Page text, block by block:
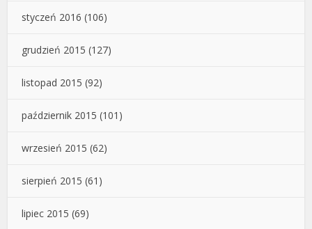
styczeń 2016 (106)
grudzień 2015 (127)
listopad 2015 (92)
październik 2015 (101)
wrzesień 2015 (62)
sierpień 2015 (61)
lipiec 2015 (69)